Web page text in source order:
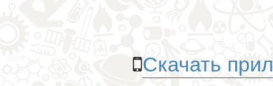
Скачать